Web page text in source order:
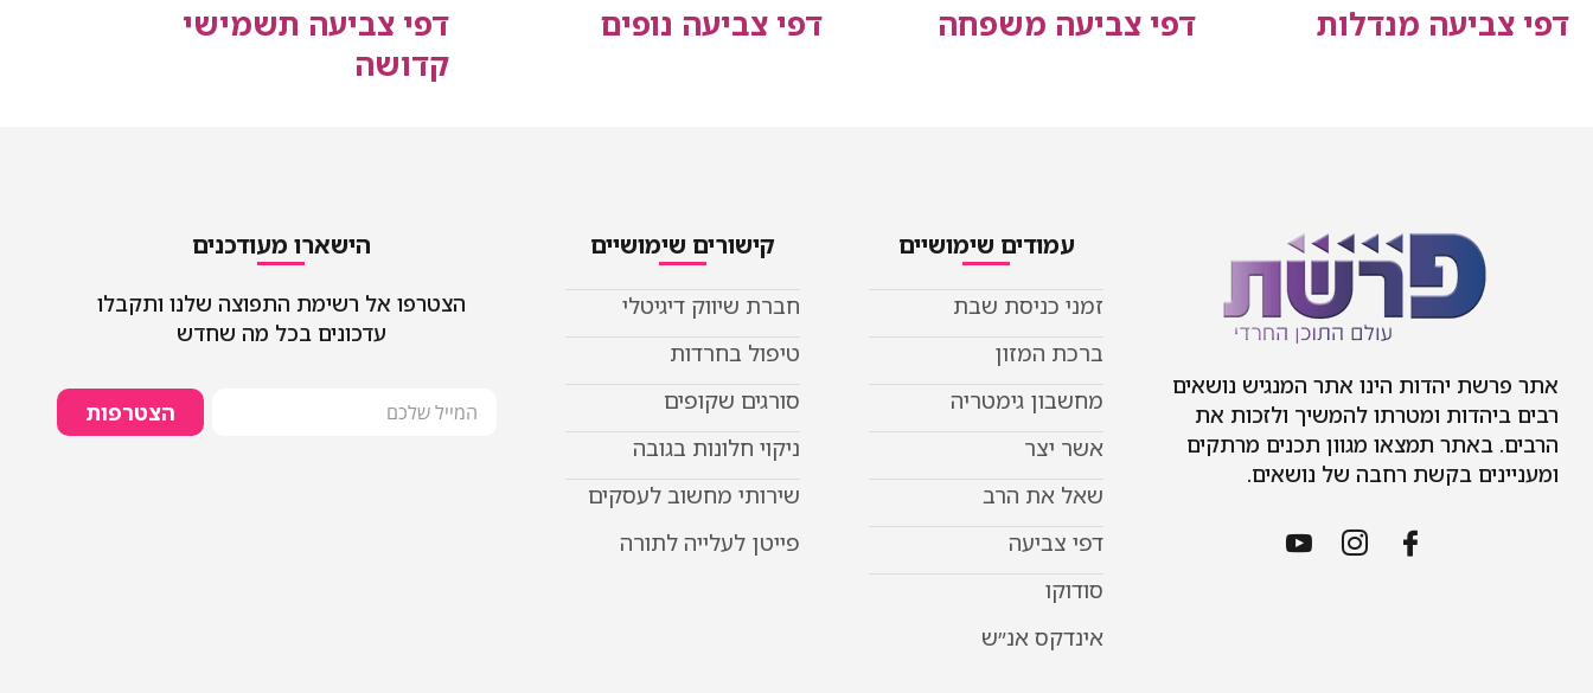
דפי צביעה מנדלות דפי צביעה משפחה דפי צביעה נופים
דפי צביעה תשמישי
קדושה
אתר פרשת יהדות הינו אתר המנגיש נושאים
רבים ביהדות ומטרתו להמשיך ולזכות את
הרבים. באתר תמצאו מגוון תכנים מרתקים
ומעניינים בקשת רחבה של נושאים.
עמודים שימושיים
זמני כניסת שבת
ברכת המזון
מחשבון גימטריה
אשר יצר
שאל את הרב
דפי צביעה
סודוקו
אינדקס אנ״ש
קישורים שימושיים
חברת שיווק דיגיטלי
טיפול בחרדות
סורגים שקופים
ניקוי חלונות בגובה
שירותי מחשוב לעסקים
פייטן לעלייה לתורה
הישארו מעודכנים
הצטרפו אל רשימת התפוצה שלנו ותקבלו
עדכונים בכל מה שחדש
הצטרפות